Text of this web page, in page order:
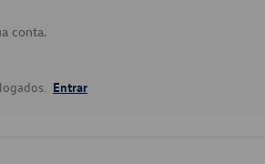
conta.
Entrar